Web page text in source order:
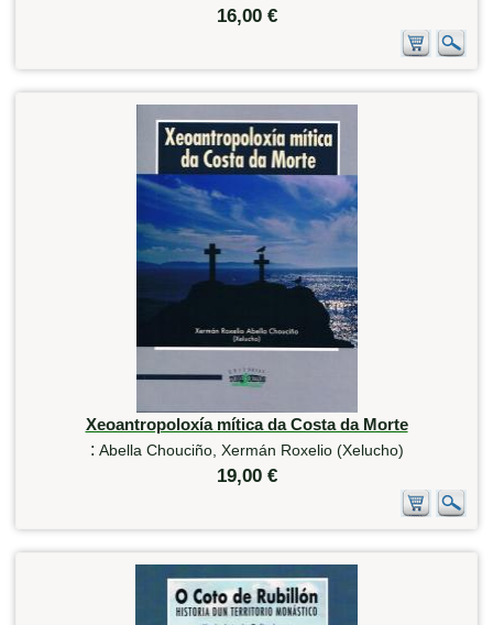
16,00 €
Xeoantropoloxía mítica da Costa da Morte
: Abella Chouciño, Xermán Roxelio (Xelucho)
19,00 €